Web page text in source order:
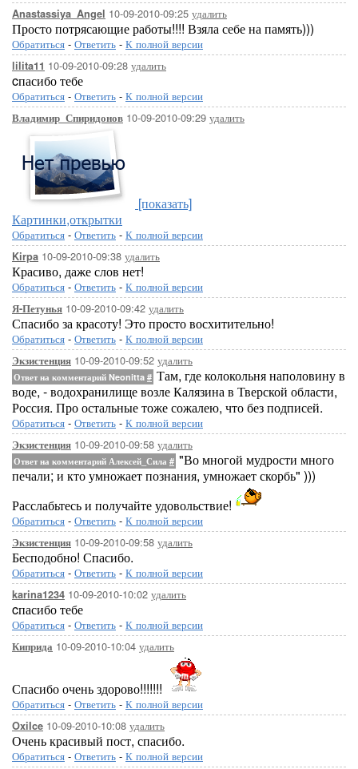
Anastassiya_Angel 10-09-2010-09:25 удалить
Просто потрясающие работы!!!! Взяла себе на память)))
Обратиться - Ответить - К полной версии
lilita11 10-09-2010-09:28 удалить
cпасибо тебе
Обратиться - Ответить - К полной версии
Владимир_Спиридонов 10-09-2010-09:29 удалить
[показать]
Картинки,открытки
Обратиться - Ответить - К полной версии
Kirpa 10-09-2010-09:38 удалить
Красиво, даже слов нет!
Обратиться - Ответить - К полной версии
Я-Петунья 10-09-2010-09:42 удалить
Спасибо за красоту! Это просто восхитительно!
Обратиться - Ответить - К полной версии
Экзистенция 10-09-2010-09:52 удалить
Ответ на комментарий Neonitta # Там, где колокольня наполовину в
воде, - водохранилище возле Калязина в Тверской области,
Россия. Про остальные тоже сожалею, что без подписей.
Обратиться - Ответить - К полной версии
Экзистенция 10-09-2010-09:58 удалить
Ответ на комментарий Алексей_Сила # "Во многой мудрости много
печали; и кто умножает познания, умножает скорбь" )))
Расслабьтесь и получайте удовольствие!
Обратиться - Ответить - К полной версии
Экзистенция 10-09-2010-09:58 удалить
Бесподобно! Спасибо.
Обратиться - Ответить - К полной версии
karina1234 10-09-2010-10:02 удалить
cпасибо тебе
Обратиться - Ответить - К полной версии
Киприда 10-09-2010-10:04 удалить
Спасибо очень здорово!!!!!!!
Обратиться - Ответить - К полной версии
OxiIce 10-09-2010-10:08 удалить
Очень красивый пост, спасибо.
Обратиться - Ответить - К полной версии